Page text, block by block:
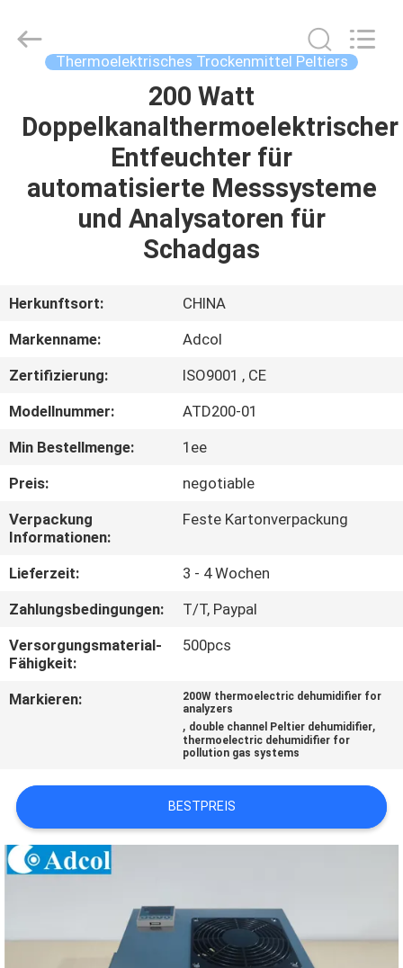
PRODUKTE
VIDEOS
UNS
AUSFLUG
QUALITÄTSKONTROLLE
US
FÄLLE
SITEMAP
POLICY
Thermoelektrisches Trockenmittel Peltiers
200 Watt
Doppelkanalthermoelektrischer
Entfeuchter für
automatisierte Messsysteme
und Analysatoren für
Schadgas
Herkunftsort:
CHINA
Markenname:
Adcol
Zertifizierung:
ISO9001 , CE
Modellnummer:
ATD200-01
Min Bestellmenge:
1ee
Preis:
negotiable
Verpackung
Informationen:
Feste Kartonverpackung
Lieferzeit:
3 - 4 Wochen
Zahlungsbedingungen:
T/T, Paypal
Versorgungsmaterial-
Fähigkeit:
500pcs
Markieren:
200W thermoelectric dehumidifier for
analyzers
, double channel Peltier dehumidifier,
thermoelectric dehumidifier for
pollution gas systems
BESTPREIS